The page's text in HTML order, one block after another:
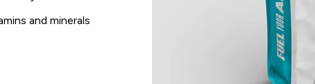
and minerals